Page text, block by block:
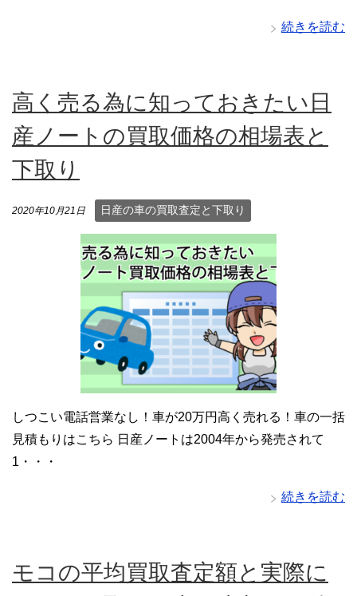
続きを読む
高く売る為に知っておきたい日
産ノートの買取価格の相場表と
下取り
2020年10月21日 日産の車の買取査定と下取り
しつこい電話営業なし！車が20万円高く売れる！車の一括
見積もりはこちら 日産ノートは2004年から発売されて
1・・・
続きを読む
モコの平均買取査定額と実際に